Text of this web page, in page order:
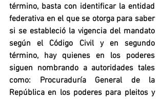
término, basta con identificar la entidad
federativa en el que se otorga para saber
si se estableció la vigencia del mandato
según el Código Civil y en segundo
término, hay quienes en los poderes
siguen nombrando a autoridades tales
como: Procuraduría General de la
República en los poderes para pleitos y